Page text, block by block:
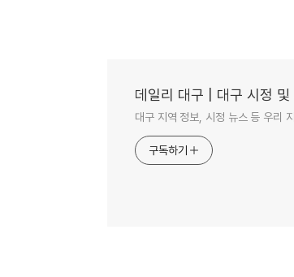
데일리 대구 | 대구 시정
대구 지역 정보, 시정 뉴스 등 우리
구독하기